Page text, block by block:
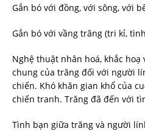
Gắn bó với đồng, với sông, với
Gắn bó với vầng trăng (tri kỉ,
Nghệ thuật nhân hoá, khắc
chung của trăng đối với người
chiến. Khó khăn gian khổ của
chiến tranh. Trăng đã đến với
Tình bạn giữa trăng và người